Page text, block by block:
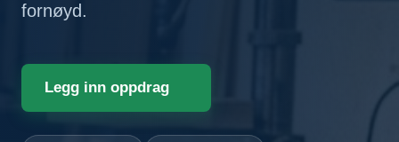
fornøyd.
Legg inn oppdrag